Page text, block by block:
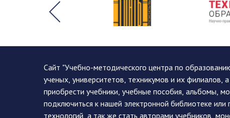
Сайт "Учебно-методического центра по
ученых, университетов, техникумов и их
приобрести учебники, учебные пособия, альбомы,
подключиться к нашей электронной библиотеке
технологий, а так же стать авторами учебников,